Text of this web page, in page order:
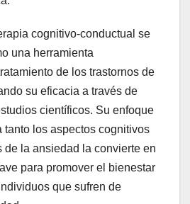
cognitivo-conductual se
una herramienta
de los trastornos de
su eficacia a través de
científicos. Su enfoque
tanto los aspectos cognitivos
de la ansiedad la convierte en
para promover el bienestar
que sufren de